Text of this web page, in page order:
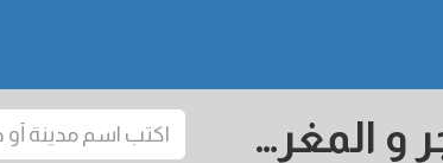
Mitsamiouli: مواقيت الصلاة اذان الفجر و المغرب في اليوم - جزر القمر